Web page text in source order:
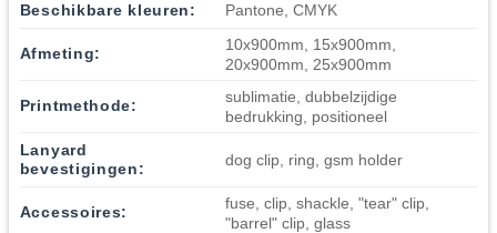
Beschikbare kleuren:
Pantone, CMYK
Afmeting:
10x900mm, 15x900mm,
20x900mm, 25x900mm
Printmethode:
sublimatie, dubbelzijdige
bedrukking, positioneel
Lanyard
bevestigingen:
dog clip, ring, gsm holder
Accessoires:
fuse, clip, shackle, "tear" clip,
"barrel" clip, glass